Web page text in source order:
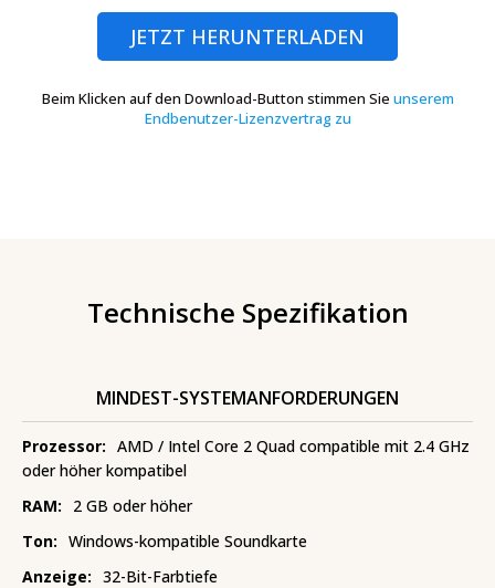
JETZT HERUNTERLADEN
Beim Klicken auf den Download-Button stimmen Sie unserem
Endbenutzer-Lizenzvertrag zu
Technische Spezifikation
MINDEST-SYSTEMANFORDERUNGEN
Prozessor: AMD / Intel Core 2 Quad compatible mit 2.4 GHz
oder höher kompatibel
RAM:
2 GB oder höher
Ton: Windows-kompatible Soundkarte
Anzeige: 32-Bit-Farbtiefe